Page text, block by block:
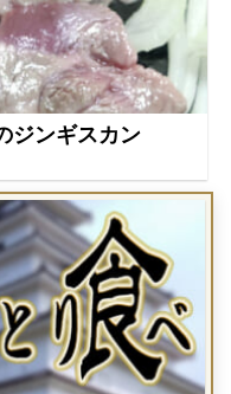
ジンギスカン